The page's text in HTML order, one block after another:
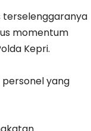
terselenggaranya
momentum
Kepri.
yang